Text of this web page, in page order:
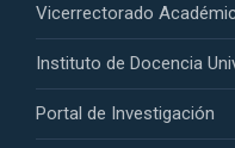
Vicerrectorado
Instituto de Docencia
Portal de Investigación